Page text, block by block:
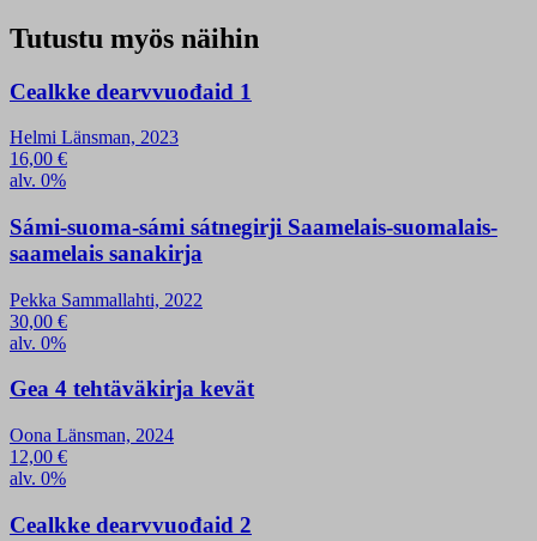
Tutustu myös näihin
Cealkke dearvvuođaid 1
Helmi Länsman, 2023
16,00 €
alv. 0%
Sámi-suoma-sámi sátnegirji Saamelais-suomalais-
saamelais sanakirja
Pekka Sammallahti, 2022
30,00 €
alv. 0%
Gea 4 tehtäväkirja kevät
Oona Länsman, 2024
12,00 €
alv. 0%
Cealkke dearvvuođaid 2